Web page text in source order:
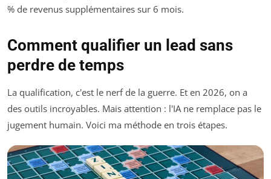
% de revenus supplémentaires sur 6 mois.
Comment qualifier un lead sans
perdre de temps
La qualification, c'est le nerf de la guerre. Et en 2026, on a
des outils incroyables. Mais attention : l'IA ne remplace pas le
jugement humain. Voici ma méthode en trois étapes.